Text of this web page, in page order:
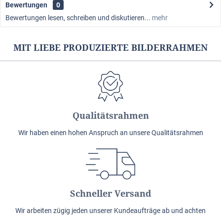
Bewertungen
0
Bewertungen lesen, schreiben und diskutieren... mehr
MIT LIEBE PRODUZIERTE BILDERRAHMEN
Qualitätsrahmen
Wir haben einen hohen Anspruch an unsere Qualitätsrahmen
Schneller Versand
Wir arbeiten zügig jeden unserer Kundeaufträge ab und achten